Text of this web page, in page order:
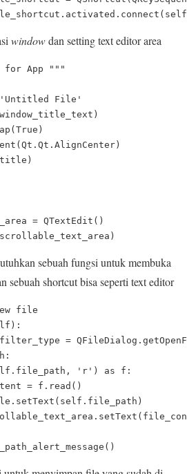
windowdan setting text editor area
for App """
'Untitled File'
= QTextEdit()
sebuah fungsi untuk membuka
sebuah shortcut bisa seperti text editor
file
=
'r') as f:
= f.read()